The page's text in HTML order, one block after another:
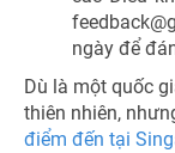
ngày để
Dù là một quốc
thiên nhiên,
điểm đến tại